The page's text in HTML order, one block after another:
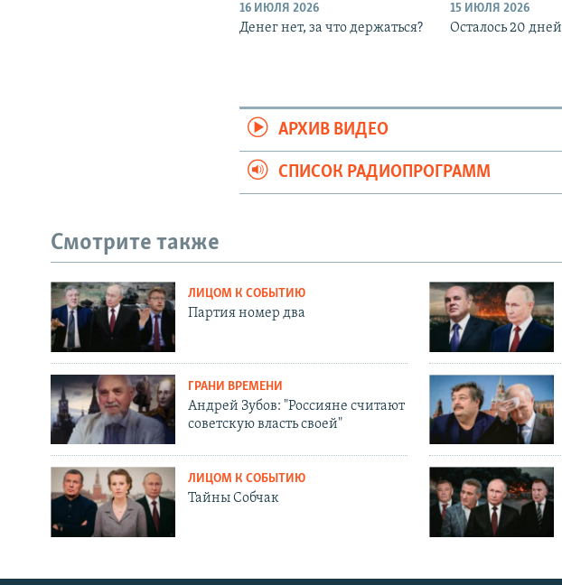
16 ИЮЛЯ 2026
Денег нет, за что держаться?
15 ИЮЛЯ 2026
Осталось 20 дней
АРХИВ ВИДЕО
СПИСОК РАДИОПРОГРАММ
Смотрите также
ЛИЦОМ К СОБЫТИЮ
Партия номер два
ГРАНИ ВРЕМЕНИ
Андрей Зубов: "Россияне считают
советскую власть своей"
ЛИЦОМ К СОБЫТИЮ
Тайны Собчак